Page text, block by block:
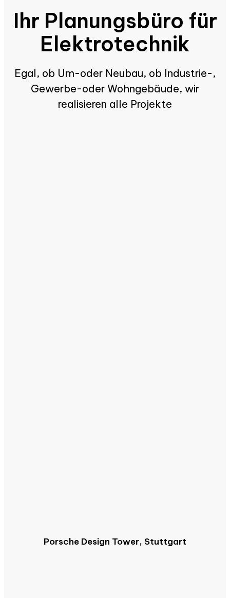
Ihr Planungsbüro für
Elektrotechnik
Egal, ob Um-oder Neubau, ob Industrie-,
Gewerbe-oder Wohngebäude, wir
realisieren alle Projekte
Porsche Design Tower, Stuttgart